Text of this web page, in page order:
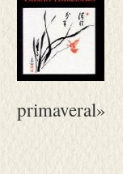
primaveral»